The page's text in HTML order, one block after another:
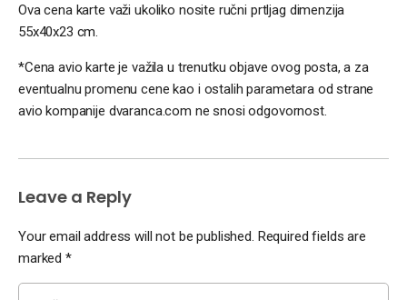
Ova cena karte važi ukoliko nosite ručni prtljag dimenzija
55x40x23 cm.
*Cena avio karte je važila u trenutku objave ovog posta, a za
eventualnu promenu cene kao i ostalih parametara od strane
avio kompanije dvaranca.com ne snosi odgovornost.
Leave a Reply
Your email address will not be published. Required fields are
marked *